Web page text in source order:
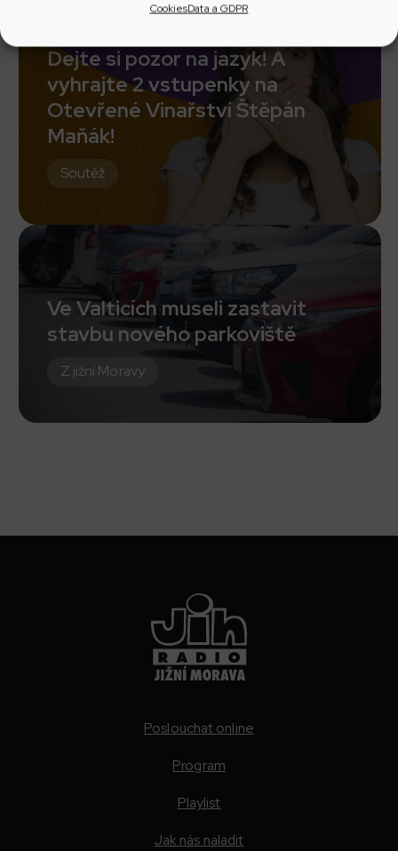
CookiesData a GDPR
Dejte si pozor na jazyk! A
vyhrajte 2 vstupenky na
Otevřené Vinařství Štěpán
Maňák!
Soutěž
Ve Valticích museli zastavit
stavbu nového parkoviště
Z jižní Moravy
Poslouchat online
Program
Playlist
Jak nás naladit